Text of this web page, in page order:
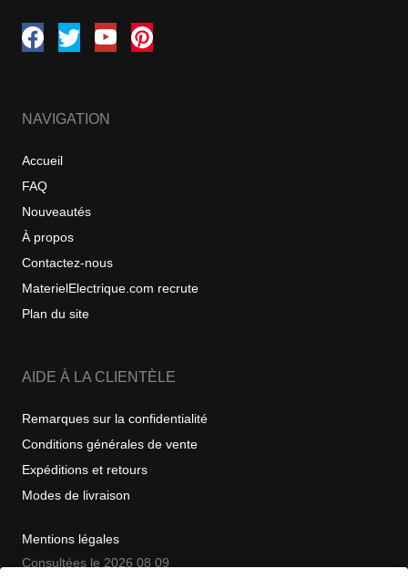
NAVIGATION
Accueil
FAQ
Nouveautés
À propos
Contactez-nous
MaterielElectrique.com recrute
Plan du site
AIDE À LA CLIENTÈLE
Remarques sur la confidentialité
Conditions générales de vente
Expéditions et retours
Modes de livraison
Mentions légales
Consultées le 2026 08 09